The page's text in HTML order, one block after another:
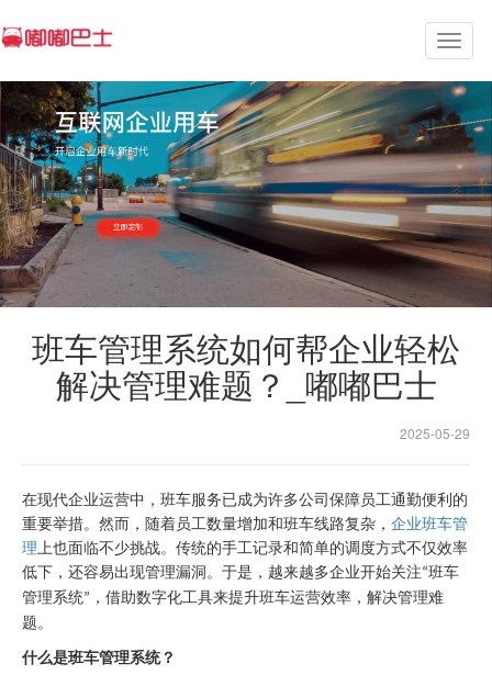
班车管理系统如何帮企业轻松
解决管理难题？_嘟嘟巴士
2025-05-29
在现代企业运营中，班车服务已成为许多公司保障员工通勤便利的
重要举措。然而，随着员工数量增加和班车线路复杂， 企业班车管
理 上也面临不少挑战。传统的手工记录和简单的调度方式不仅效率
低下，还容易出现管理漏洞。于是，越来越多企业开始关注“班车
管理系统” ，借助数字化工具来提升班车运营效率，解决管理难
题。
什么是班车管理系统？